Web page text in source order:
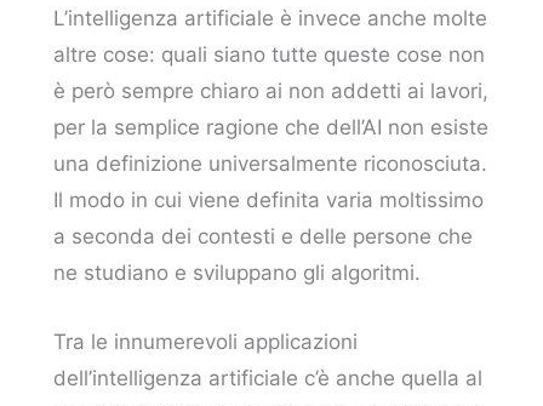
L’intelligenza artificiale è invece anche molte
altre cose: quali siano tutte queste cose non
è però sempre chiaro ai non addetti ai lavori,
per la semplice ragione che dell’AI non esiste
una definizione universalmente riconosciuta.
Il modo in cui viene definita varia moltissimo
a seconda dei contesti e delle persone che
ne studiano e sviluppano gli algoritmi.
Tra le innumerevoli applicazioni
dell’intelligenza artificiale c’è anche quella al